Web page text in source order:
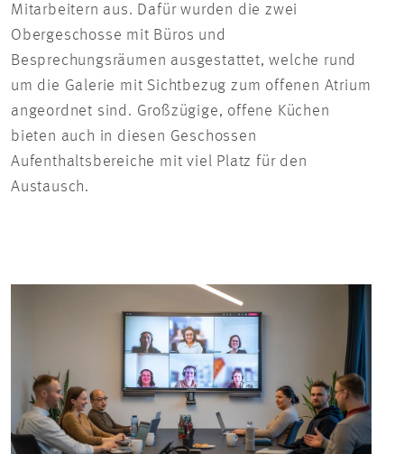
Mitarbeitern aus. Dafür wurden die zwei
Obergeschosse mit Büros und
Besprechungsräumen ausgestattet, welche rund
um die Galerie mit Sichtbezug zum offenen Atrium
angeordnet sind. Großzügige, offene Küchen
bieten auch in diesen Geschossen
Aufenthaltsbereiche mit viel Platz für den
Austausch.